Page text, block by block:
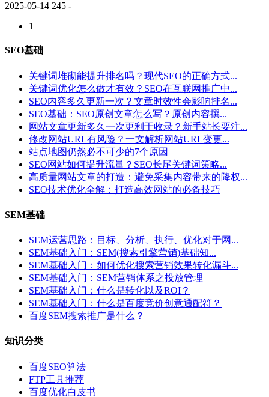
2025-05-14 245 -
1
SEO基础
关键词堆砌能提升排名吗？现代SEO的正确方式...
关键词优化怎么做才有效？SEO在互联网推广中...
SEO内容多久更新一次？文章时效性会影响排名...
SEO基础：SEO原创文章怎么写？原创内容撰...
网站文章更新多久一次更利于收录？新手站长要注...
修改网站URL有风险？一文解析网站URL变更...
站点地图仍然必不可少的7个原因
SEO网站如何提升流量？SEO长尾关键词策略...
高质量网站文章的打造：避免采集内容带来的降权...
SEO技术优化全解：打造高效网站的必备技巧
SEM基础
SEM运营思路：目标、分析、执行、优化对于网...
SEM基础入门：SEM(搜索引擎营销)基础知...
SEM基础入门：如何优化搜索营销效果转化漏斗...
SEM基础入门：SEM营销体系之投放管理
SEM基础入门：什么是转化以及ROI？
SEM基础入门：什么是百度竞价创意通配符？
百度SEM搜索推广是什么？
知识分类
百度SEO算法
FTP工具推荐
百度优化白皮书